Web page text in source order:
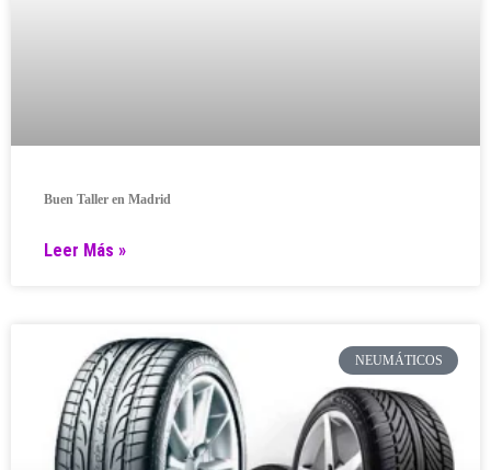
Buen Taller en Madrid
Leer Más »
NEUMÁTICOS